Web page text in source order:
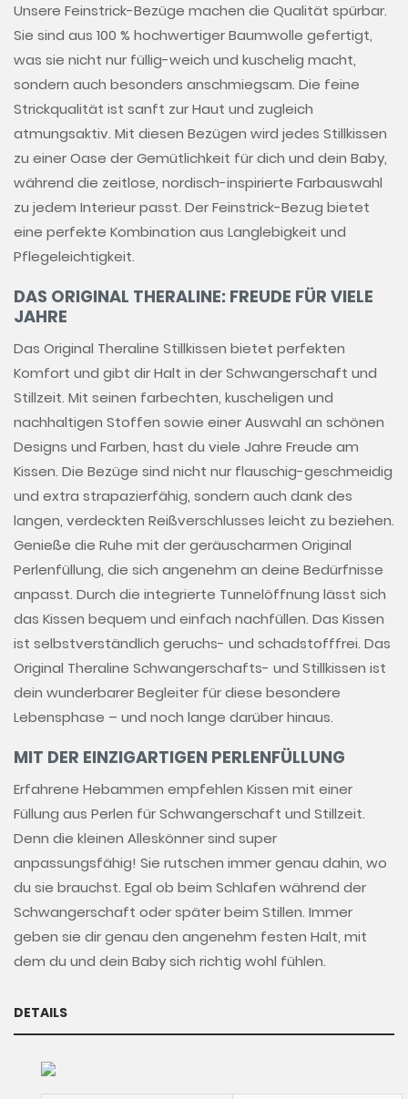
Unsere Feinstrick-Bezüge machen die Qualität spürbar.
Sie sind aus 100 % hochwertiger Baumwolle gefertigt,
was sie nicht nur füllig-weich und kuschelig macht,
sondern auch besonders anschmiegsam. Die feine
Strickqualität ist sanft zur Haut und zugleich
atmungsaktiv. Mit diesen Bezügen wird jedes Stillkissen
zu einer Oase der Gemütlichkeit für dich und dein Baby,
während die zeitlose, nordisch-inspirierte Farbauswahl
zu jedem Interieur passt. Der Feinstrick-Bezug bietet
eine perfekte Kombination aus Langlebigkeit und
Pflegeleichtigkeit.
DAS ORIGINAL THERALINE: FREUDE FÜR VIELE
JAHRE
Das Original Theraline Stillkissen bietet perfekten
Komfort und gibt dir Halt in der Schwangerschaft und
Stillzeit. Mit seinen farbechten, kuscheligen und
nachhaltigen Stoffen sowie einer Auswahl an schönen
Designs und Farben, hast du viele Jahre Freude am
Kissen. Die Bezüge sind nicht nur flauschig-geschmeidig
und extra strapazierfähig, sondern auch dank des
langen, verdeckten Reißverschlusses leicht zu beziehen.
Genieße die Ruhe mit der geräuscharmen Original
Perlenfüllung, die sich angenehm an deine Bedürfnisse
anpasst. Durch die integrierte Tunnelöffnung lässt sich
das Kissen bequem und einfach nachfüllen. Das Kissen
ist selbstverständlich geruchs- und schadstofffrei. Das
Original Theraline Schwangerschafts- und Stillkissen ist
dein wunderbarer Begleiter für diese besondere
Lebensphase – und noch lange darüber hinaus.
MIT DER EINZIGARTIGEN PERLENFÜLLUNG
Erfahrene Hebammen empfehlen Kissen mit einer
Füllung aus Perlen für Schwangerschaft und Stillzeit.
Denn die kleinen Alleskönner sind super
anpassungsfähig! Sie rutschen immer genau dahin, wo
du sie brauchst. Egal ob beim Schlafen während der
Schwangerschaft oder später beim Stillen. Immer
geben sie dir genau den angenehm festen Halt, mit
dem du und dein Baby sich richtig wohl fühlen.
DETAILS